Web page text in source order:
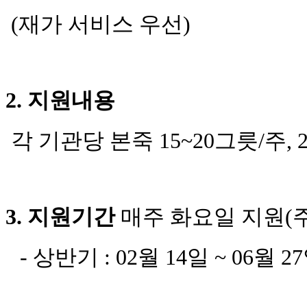
(재가 서비스 우선)
2. 지원내용
각 기관당 본죽 15~20그릇/주,
3. 지원기간매주 화요일 지원(
- 상반기 : 02월 14일 ~ 06월 27